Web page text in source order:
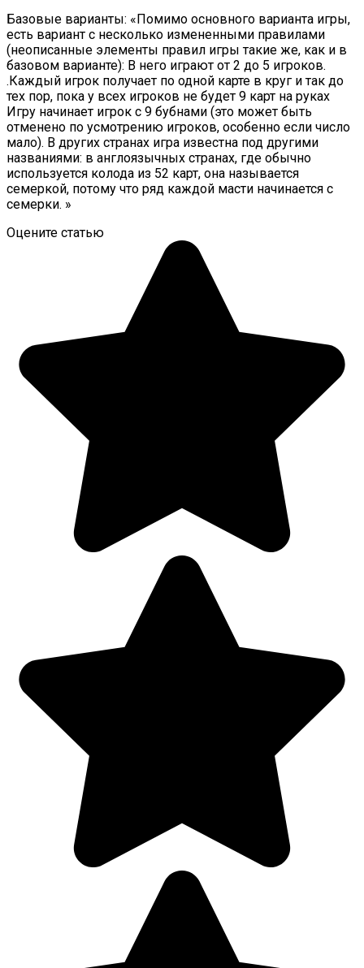
Базовые варианты: «Помимо основного варианта игры,
есть вариант с несколько измененными правилами
(неописанные элементы правил игры такие же, как и в
базовом варианте): В него играют от 2 до 5 игроков.
.Каждый игрок получает по одной карте в круг и так до
тех пор, пока у всех игроков не будет 9 карт на руках
Игру начинает игрок с 9 бубнами (это может быть
отменено по усмотрению игроков, особенно если число
мало). В других странах игра известна под другими
названиями: в англоязычных странах, где обычно
используется колода из 52 карт, она называется
семеркой, потому что ряд каждой масти начинается с
семерки. »
Оцените статью